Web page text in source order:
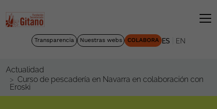
Transparencia Nuestras webs COLABORA ES EN
Actualidad
Curso de pescadería en Navarra en colaboración con
Eroski